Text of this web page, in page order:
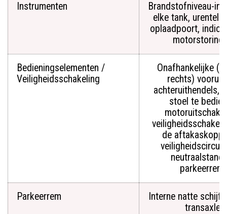
Instrumenten
Brandstofniveau-
elke tank,
oplaadpoort,
Bedieningselementen /
Veiligheidsschakeling
Onafhankelijke
rechts)
achteruithendels,
stoel te
de
neutraalstand
parkeerrem.
Parkeerrem
Interne natte
transaxle